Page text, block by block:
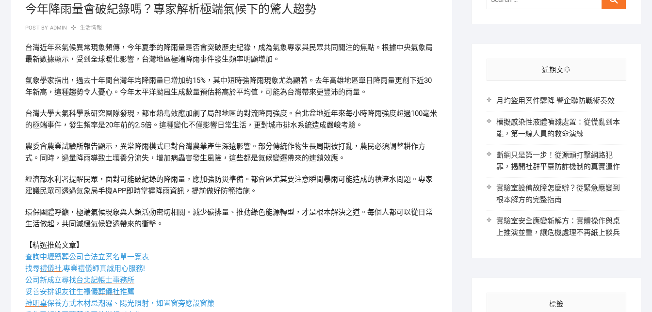
今年降雨量會破紀錄嗎？專家解析極端氣候下的驚人趨勢
POST BY ADMIN 生活情報
台灣近年來氣候異常現象頻傳，今年夏季的降雨量是否會突破歷史紀錄，成為氣象專家與民眾共同關注的焦點。根據中央氣象局
最新數據顯示，受到全球暖化影響，台灣地區極端降雨事件發生頻率明顯增加。
氣象學家指出，過去十年間台灣年均降雨量已增加約15%，其中短時強降雨現象尤為顯著。去年高雄地區單日降雨量更創下近30
年新高，這種趨勢令人憂心。今年太平洋颱風生成數量預估將高於平均值，可能為台灣帶來更豐沛的雨量。
台灣大學大氣科學系研究團隊發現，都市熱島效應加劇了局部地區的對流降雨強度。台北盆地近年來每小時降雨強度超過100毫米
的極端事件，發生頻率是20年前的2.5倍。這種變化不僅影響日常生活，更對城市排水系統造成嚴峻考驗。
農委會農業試驗所報告顯示，異常降雨模式已對台灣農業產生深遠影響。部分傳統作物生長周期被打亂，農民必須調整耕作方
式。同時，過量降雨導致土壤養分流失，增加病蟲害發生風險，這些都是氣候變遷帶來的連鎖效應。
經濟部水利署提醒民眾，面對可能破紀錄的降雨量，應加強防災準備。都會區尤其要注意瞬間暴雨可能造成的積淹水問題。專家
建議民眾可透過氣象局手機APP即時掌握降雨資訊，提前做好防範措施。
環保團體呼籲，極端氣候現象與人類活動密切相關。減少碳排量、推動綠色能源轉型，才是根本解決之道。每個人都可以從日常
生活做起，共同減緩氣候變遷帶來的衝擊。
【精選推薦文章】
查詢中壢殯葬公司合法立案名單一覽表
找尋禮儀社,專業禮儀師真誠用心服務!
公司新成立尋找台北記帳士事務所
妥善安排親友往生禮儀葬儀社推薦
神明桌保養方式木材忌潮濕、陽光照射，如置窗旁應設窗簾
近期文章
月均盜用案件驟降 警企聯防戰術奏效
模擬感染性液體噴濺處置：從慌亂到本
能，第一線人員的救命演練
斷網只是第一步！從源頭打擊網路犯
罪，揭開社群平臺防詐機制的真實運作
實驗室設備故障怎麼辦？從緊急應變到
根本解方的完整指南
實驗室安全應變新解方：實體操作與桌
上推演並重，讓危機處理不再紙上談兵
標籤